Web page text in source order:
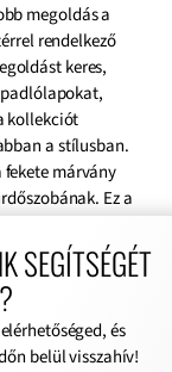
megoldás a
rendelkező
keres,
kollekciót
a stílusban.
márvány
Ez a
fürdőszobai
SEGÍTSÉGÉT
és
belül visszahív!